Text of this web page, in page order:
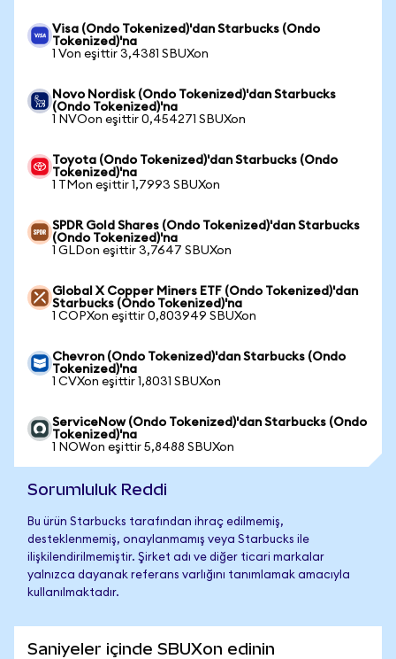
Visa (Ondo Tokenized)'dan Starbucks (Ondo
Tokenized)'na
1 Von eşittir 3,4381 SBUXon
Novo Nordisk (Ondo Tokenized)'dan Starbucks
(Ondo Tokenized)'na
1 NVOon eşittir 0,454271 SBUXon
Toyota (Ondo Tokenized)'dan Starbucks (Ondo
Tokenized)'na
1 TMon eşittir 1,7993 SBUXon
SPDR Gold Shares (Ondo Tokenized)'dan Starbucks
(Ondo Tokenized)'na
1 GLDon eşittir 3,7647 SBUXon
Global X Copper Miners ETF (Ondo Tokenized)'dan
Starbucks (Ondo Tokenized)'na
1 COPXon eşittir 0,803949 SBUXon
Chevron (Ondo Tokenized)'dan Starbucks (Ondo
Tokenized)'na
1 CVXon eşittir 1,8031 SBUXon
ServiceNow (Ondo Tokenized)'dan Starbucks (Ondo
Tokenized)'na
1 NOWon eşittir 5,8488 SBUXon
Sorumluluk Reddi
Bu ürün Starbucks tarafından ihraç edilmemiş,
desteklenmemiş, onaylanmamış veya Starbucks ile
ilişkilendirilmemiştir. Şirket adı ve diğer ticari markalar
yalnızca dayanak referans varlığını tanımlamak amacıyla
kullanılmaktadır.
Saniyeler içinde SBUXon edinin